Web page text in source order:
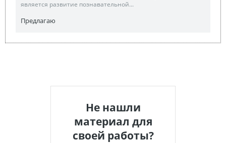
является развитие познавательной...
Предлагаю
Не нашли
материал для
своей работы?